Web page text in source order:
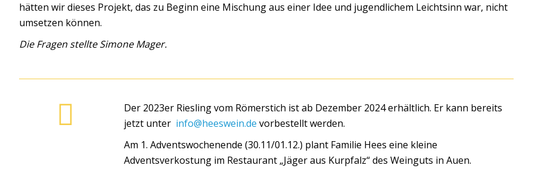
hätten wir dieses Projekt, das zu Beginn eine Mischung aus einer Idee und jugendlichem Leichtsinn war, nicht
umsetzen können.
Die Fragen stellte Simone Mager.
Der 2023er Riesling vom Römerstich ist ab Dezember 2024 erhältlich. Er kann bereits
jetzt unter info@heeswein.de vorbestellt werden.
Am 1. Adventswochenende (30.11/01.12.) plant Familie Hees eine kleine
Adventsverkostung im Restaurant „Jäger aus Kurpfalz“ des Weinguts in Auen.